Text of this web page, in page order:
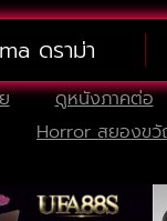
ดราม่า
ดูหนังภาคต่อ
Horror สยองข